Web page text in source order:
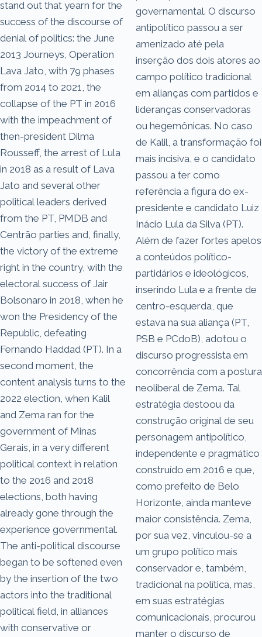
stand out that yearn for the
success of the discourse of
denial of politics: the June
2013 Journeys, Operation
Lava Jato, with 79 phases
from 2014 to 2021, the
collapse of the PT in 2016
with the impeachment of
then-president Dilma
Rousseff, the arrest of Lula
in 2018 as a result of Lava
Jato and several other
political leaders derived
from the PT, PMDB and
Centrão parties and, finally,
the victory of the extreme
right in the country, with the
electoral success of Jair
Bolsonaro in 2018, when he
won the Presidency of the
Republic, defeating
Fernando Haddad (PT). In a
second moment, the
content analysis turns to the
2022 election, when Kalil
and Zema ran for the
government of Minas
Gerais, in a very different
political context in relation
to the 2016 and 2018
elections, both having
already gone through the
experience governmental.
The anti-political discourse
began to be softened even
by the insertion of the two
actors into the traditional
political field, in alliances
with conservative or
governamental. O discurso
antipolítico passou a ser
amenizado até pela
inserção dos dois atores ao
campo político tradicional
em alianças com partidos e
lideranças conservadoras
ou hegemônicas. No caso
de Kalil, a transformação foi
mais incisiva, e o candidato
passou a ter como
referência a figura do ex-
presidente e candidato Luiz
Inácio Lula da Silva (PT).
Além de fazer fortes apelos
a conteúdos político-
partidários e ideológicos,
inserindo Lula e a frente de
centro-esquerda, que
estava na sua aliança (PT,
PSB e PCdoB), adotou o
discurso progressista em
concorrência com a postura
neoliberal de Zema. Tal
estratégia destoou da
construção original de seu
personagem antipolítico,
independente e pragmático
construído em 2016 e que,
como prefeito de Belo
Horizonte, ainda manteve
maior consistência. Zema,
por sua vez, vinculou-se a
um grupo político mais
conservador e, também,
tradicional na política, mas,
em suas estratégias
comunicacionais, procurou
manter o discurso de